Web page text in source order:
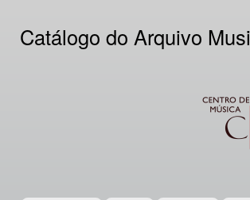
Catálogo do Arquivo
CESEM